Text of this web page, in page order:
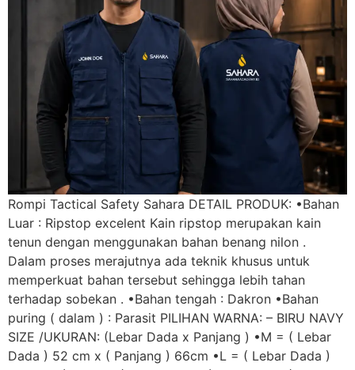
Rompi Tactical Safety Sahara DETAIL PRODUK: •Bahan
Luar : Ripstop excelent Kain ripstop merupakan kain
tenun dengan menggunakan bahan benang nilon .
Dalam proses merajutnya ada teknik khusus untuk
memperkuat bahan tersebut sehingga lebih tahan
terhadap sobekan . •Bahan tengah : Dakron •Bahan
puring ( dalam ) : Parasit PILIHAN WARNA: – BIRU NAVY
SIZE /UKURAN: (Lebar Dada x Panjang ) •M = ( Lebar
Dada ) 52 cm x ( Panjang ) 66cm •L = ( Lebar Dada )